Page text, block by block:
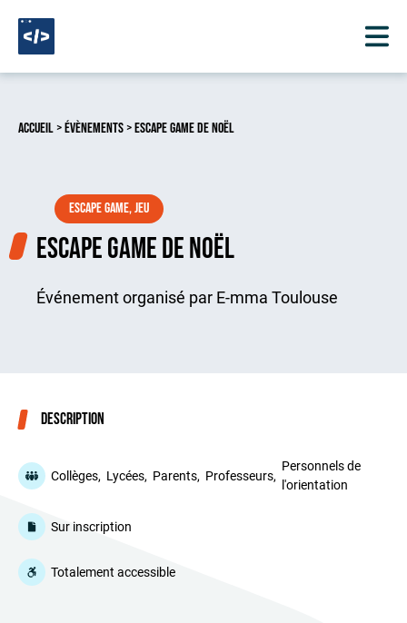
Accueil>Évènements> Escape Game de Noël
Escape game, jeu
Escape Game de Noël
Événement organisé par E-mma Toulouse
Description
Collèges, Lycées, Parents, Professeurs,
Personnels de
l'orientation
Sur inscription
Totalement accessible